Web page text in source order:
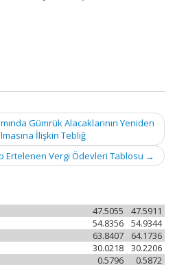
Gümrük Alacaklarının Yeniden
İlişkin Tebliğ
Ertelenen Vergi Ödevleri Tablosu →
47.5911
47.5055
54.9344
54.8356
64.1736
63.8407
30.2206
30.0218
0.5872
0.5796